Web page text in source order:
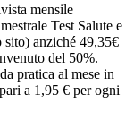
mensile
Test Salute e
anziché 49,35€
del 50%.
pratica al mese in
a 1,95 € per ogni